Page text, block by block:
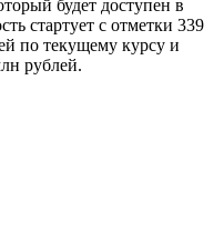
будет доступен в
стартует с отметки 339
по текущему курсу и
рублей.